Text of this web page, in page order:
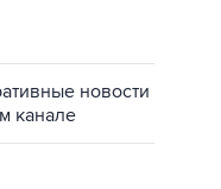
новости
канале